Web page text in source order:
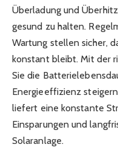
Überladung und
gesund zu halten.
Wartung stellen sicher,
konstant bleibt. Mit der
Sie die
Energieeffizienz
liefert eine konstante
Einsparungen und
Solaranlage.